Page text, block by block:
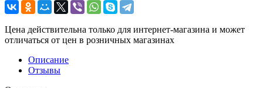
Цена действительна только для интернет-магазина и может
отличаться от цен в розничных магазинах
Описание
Отзывы